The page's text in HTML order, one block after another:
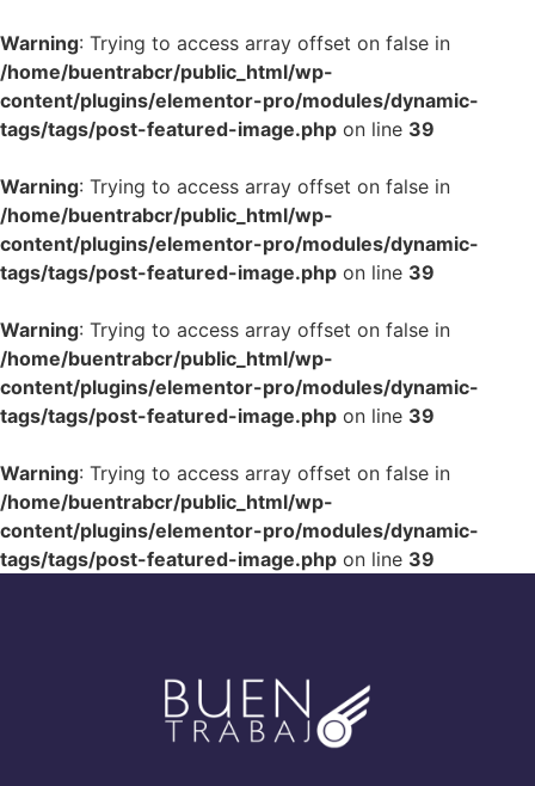
Warning: Trying to access array offset on false in
/home/buentrabcr/public_html/wp-
content/plugins/elementor-pro/modules/dynamic-
tags/tags/post-featured-image.php on line 39
Warning: Trying to access array offset on false in
/home/buentrabcr/public_html/wp-
content/plugins/elementor-pro/modules/dynamic-
tags/tags/post-featured-image.php on line 39
Warning: Trying to access array offset on false in
/home/buentrabcr/public_html/wp-
content/plugins/elementor-pro/modules/dynamic-
tags/tags/post-featured-image.php on line 39
Warning: Trying to access array offset on false in
/home/buentrabcr/public_html/wp-
content/plugins/elementor-pro/modules/dynamic-
tags/tags/post-featured-image.php on line 39